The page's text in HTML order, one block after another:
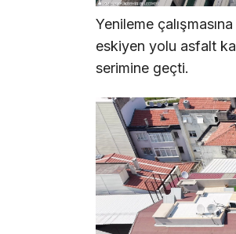
Yenileme
eskiyen yolu asfalt
serimine geçti.